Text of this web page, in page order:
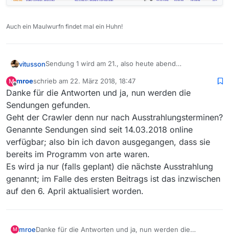
Auch ein Maulwurfn findet mal ein Huhn!
vitussonSendung 1 wird am 21., also heute abend
22.
M
Offline
mroeschrieb am 22. März 2018, 18:47
zuletzt editiert von
Danke für die Antworten und ja, nun werden die
Sendungen gefunden.
Geht der Crawler denn nur nach Ausstrahlungsterminen?
Genannte Sendungen sind seit 14.03.2018 online
verfügbar; also bin ich davon ausgegangen, dass sie
bereits im Programm von arte waren.
Es wird ja nur (falls geplant) die nächste Ausstrahlung
genannt; im Falle des ersten Beitrags ist das inzwischen
auf den 6. April aktualisiert worden.
M mroeDanke für die Antworten und ja, nun werden die